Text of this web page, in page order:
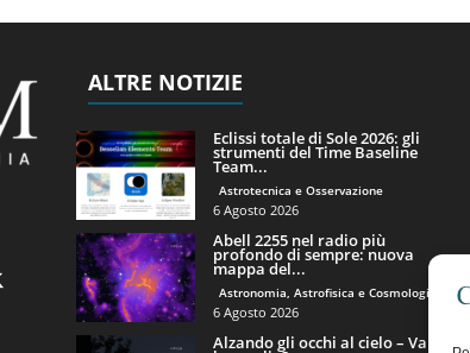
ALTRE NOTIZIE
Eclissi totale di Sole 2026: gli
strumenti del Time Baseline
Team...
Astrotecnica e Osservazione
6 Agosto 2026
Abell 2255 nel radio più
profondo di sempre: nuova
mappa del...
Astronomia, Astrofisica e Cosmologia
6 Agosto 2026
Alzando gli occhi al cielo – Vale